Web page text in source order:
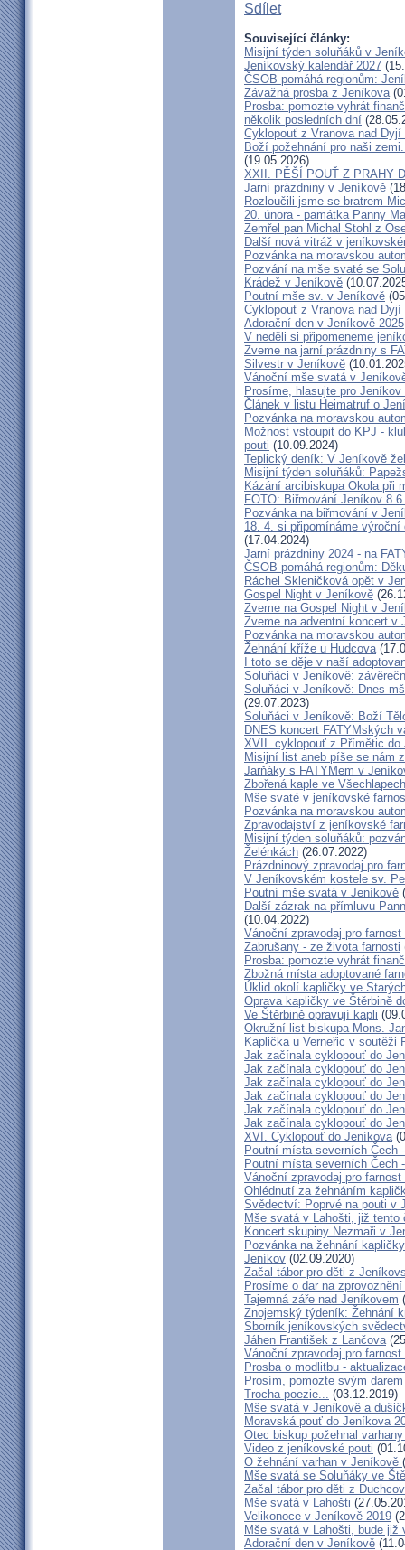
Sdílet
Související články:
Misijní týden soluňáků v
Jeníkovský kalendář 2027
ČSOB pomáhá regionům:
Závažná prosba z Jeníkova
Prosba: pomozte vyhrát
několik posledních dní
Cyklopouť z Vranova nad
Boží požehnání pro naši
(19.05.2026)
XXII. PĚŠÍ POUŤ Z PRAHY
Jarní prázdniny v Jeníkově
Rozloučili jsme se bratrem
20. února - památka Panny
Zemřel pan Michal Stohl z
Další nová vitráž v
Pozvánka na moravskou
Pozvání na mše svaté se
Krádež v Jeníkově
Poutní mše sv. v Jeníkově
Cyklopouť z Vranova nad
Adorační den v Jeníkově 2025
V neděli si připomeneme
Zveme na jarní prázdniny s
Silvestr v Jeníkově
Vánoční mše svatá v
Prosíme, hlasujte pro
Článek v listu Heimatruf o
Pozvánka na moravskou
Možnost vstoupit do KPJ -
pouti (10.09.2024)
Teplický deník: V Jeníkově
Misijní týden soluňáků:
Kázání arcibiskupa Okola při
FOTO: Biřmování Jeníkov
Pozvánka na biřmování v
18. 4. si připomínáme
(17.04.2024)
Jarní prázdniny 2024 - na
ČSOB pomáhá regionům:
Ráchel Skleničková opět v
Gospel Night v Jeníkově
Zveme na Gospel Night v
Zveme na adventní koncert v
Pozvánka na moravskou
Žehnání kříže u Hudcova
I toto se děje v naší
Soluňáci v Jeníkově:
Soluňáci v Jeníkově: Dnes
(29.07.2023)
Soluňáci v Jeníkově: Boží
DNES koncert FATYMských
XVII. cyklopouť z Přímětic do
Misijní list aneb píše se nám
Jarňáky s FATYMem v
Zbořená kaple ve
Mše svaté v jeníkovské
Pozvánka na moravskou
Zpravodajství z jeníkovské
Misijní týden soluňáků:
Želénkách (26.07.2022)
Prázdninový zpravodaj pro
V Jeníkovském kostele sv.
Poutní mše svatá v Jeníkově
Další zázrak na přímluvu
(10.04.2022)
Vánoční zpravodaj pro
Zabrušany - ze života farnosti
Prosba: pomozte vyhrát
Zbožná místa adoptované
Úklid okolí kapličky ve
Oprava kapličky ve Štěrbině
Ve Štěrbině opravují kapli
Okružní list biskupa Mons.
Kaplička u Verneřic v soutěži
Jak začínala cyklopouť do
Jak začínala cyklopouť do
Jak začínala cyklopouť do
Jak začínala cyklopouť do
Jak začínala cyklopouť do
Jak začínala cyklopouť do
XVI. Cyklopouť do Jeníkova
Poutní místa severních Čech
Poutní místa severních Čech
Vánoční zpravodaj pro
Ohlédnutí za žehnáním
Svědectví: Poprvé na pouti v
Mše svatá v Lahošti, již tento
Koncert skupiny Nezmaři v
Pozvánka na žehnání
Jeníkov (02.09.2020)
Začal tábor pro děti z
Prosíme o dar na
Tajemná záře nad Jeníkovem
Znojemský týdeník: Žehnání
Sborník jeníkovských
Jáhen František z Lančova
Vánoční zpravodaj pro
Prosba o modlitbu -
Prosím, pomozte svým
Trocha poezie... (03.12.2019)
Mše svatá v Jeníkově a
Moravská pouť do Jeníkova
Otec biskup požehnal
Video z jeníkovské pouti
O žehnání varhan v Jeníkově
Mše svatá se Soluňáky ve
Začal tábor pro děti z
Mše svatá v Lahošti
Velikonoce v Jeníkově 2019
Mše svatá v Lahošti, bude již
Adorační den v Jeníkově